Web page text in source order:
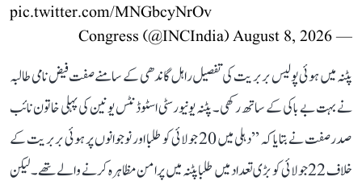
pic.twitter.com/MNGbcyNrOv
— Congress (@INCIndia)
August 8, 2026
پٹنہ میں ہوئی پولیس بربریت کی تفصیل راہل گاندھی کے سامنے صفت فیض نامی طالبہ
نے بہت بے باکی کے ساتھ رکھی۔ پٹنہ یونیورسٹی اسٹوڈنٹس یونین کی پہلی خاتون نائب
صدر صفت نے بتایا کہ ’’دہلی میں 20 جولائی کو طلبا اور نوجوانوں پر ہوئی بربریت کے
خلاف 22 جولائی کو بڑی تعداد میں طلبا پٹنہ میں پرامن مظاہرہ کرنے والے تھے۔ لیکن